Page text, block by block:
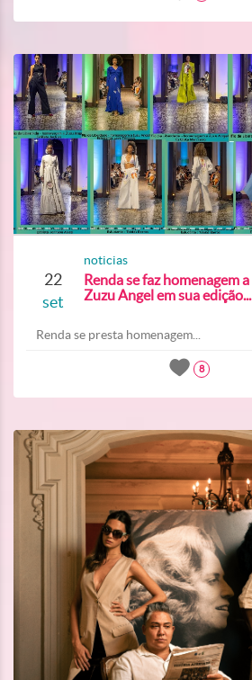
22
set
noticias
Renda se faz homenagem a
Zuzu Angel em sua edição...
Renda se presta homenagem...
8